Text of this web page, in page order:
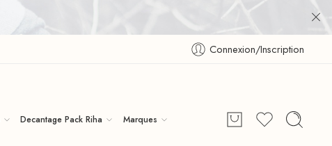
Connexion/Inscription
Decantage Pack Riha Marques